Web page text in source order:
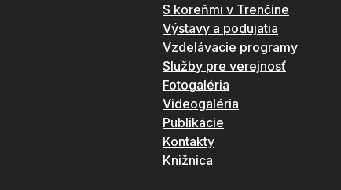
S koreňmi v Trenčíne
Výstavy a podujatia
Vzdelávacie programy
Služby pre verejnosť
Fotogaléria
Videogaléria
Publikácie
Kontakty
Knižnica